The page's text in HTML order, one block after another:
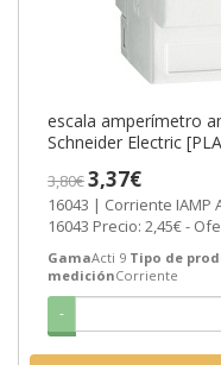
escala amperímetro
Schneider Electric
3,80€3,37€
16043 | Corriente IAMP
16043 Precio: 2,45€ -
GamaActi 9 Tipo de
mediciónCorriente
-